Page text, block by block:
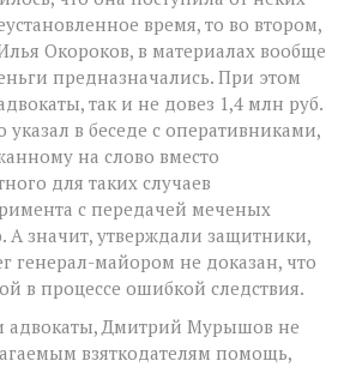
время, то во втором,
Окороков, в материалах вообще
предназначались. При этом
так и не довез 1,4 млн руб.
указал в беседе с оперативниками,
на слово вместо
для таких случаев
с передачей меченых
А значит, утверждали защитники,
генерал-майором не доказан, что
в процессе ошибкой следствия.
адвокаты, Дмитрий Мурышов не
взяткодателям помощь,